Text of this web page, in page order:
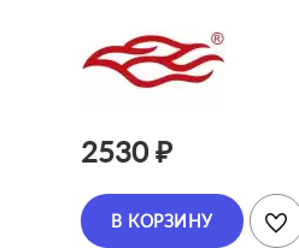
2530 ₽
В КОРЗИНУ